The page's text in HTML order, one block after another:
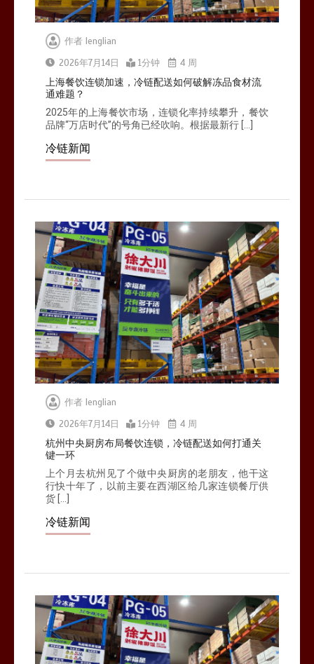
0 1分钟
作者 lenglian
2026年7月14日
1分钟 4 周
上海餐饮连锁加速，冷链配送如何破解冻品食材流
通难题？
2025年的上海餐饮市场，连锁化率持续攀升，餐饮
品牌“万店时代”的号角已经吹响。根据最新行 […]
冷链新闻
作者 lenglian
2026年7月14日
1分钟 4 周
杭州中央厨房布局餐饮连锁，冷链配送如何打通关
键一环
上个月去杭州见了个做中央厨房的老朋友，他干这
行快十年了，以前主要在西湖区给几家连锁餐厅供
货 […]
冷链新闻